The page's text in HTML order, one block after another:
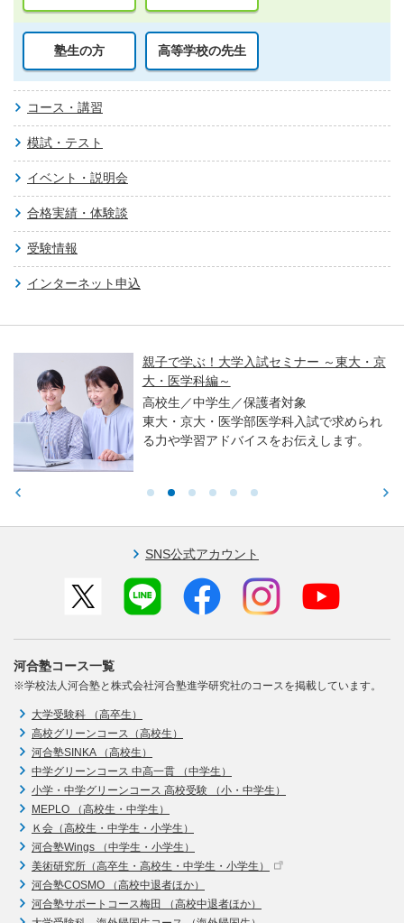
塾生の方 高等学校の先生
コース・講習
模試・テスト
イベント・説明会
合格実績・体験談
受験情報
インターネット申込
親子で学ぶ！大学入試セミナー ～東大・京
大・医学科編～
高校生／中学生／保護者対象
東大・京大・医学部医学科入試で求められ
る力や学習アドバイスをお伝えします。
SNS公式アカウント
河合塾コース一覧
※学校法人河合塾と株式会社河合塾進学研究社のコースを掲載しています。
大学受験科 （高卒生）
高校グリーンコース（高校生）
河合塾SINKA （高校生）
中学グリーンコース 中高一貫 （中学生）
小学・中学グリーンコース 高校受験 （小・中学生）
MEPLO （高校生・中学生）
Ｋ会（高校生・中学生・小学生）
河合塾Wings （中学生・小学生）
美術研究所（高卒生・高校生・中学生・小学生）
河合塾COSMO （高校中退者ほか）
河合塾サポートコース梅田 （高校中退者ほか）